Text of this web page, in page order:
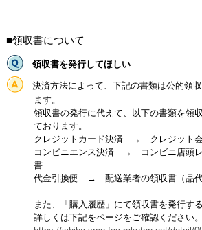
■領収書について
領収書を発行してほしい
決済方法によって、下記の書類は公的領
ます。
領収書の発行に代えて、以下の書類を領
ております。
クレジットカード決済 → クレジット会
コンビニエンス決済 → コンビニ店頭レ
書
代金引換便 → 配送業者の領収書（品代
また、「購入履歴」にて領収書を発行す
詳しくは下記をページをご確認ください。